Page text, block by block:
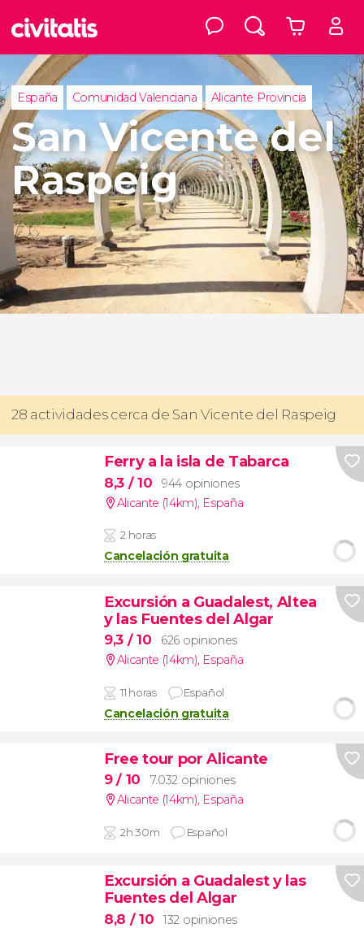
España Comunidad Valenciana Alicante Provincia
San Vicente del
Raspeig
28 actividades cerca de San Vicente del Raspeig
Ferry a la isla de Tabarca
8,3 / 10
944 opiniones
Alicante (14km) España
2 horas
Cancelación gratuita
Excursión a Guadalest, Altea
y las Fuentes del Algar
9,3 / 10
626 opiniones
Alicante (14km), España
11 horas Español
Cancelación gratuita
Free tour por Alicante
9/ 10
7.032 opiniones
Alicante (14km), España
2h 30m Español
Excursión a Guadalest y las
Fuentes del Algar
8,8 / 10
132 opiniones